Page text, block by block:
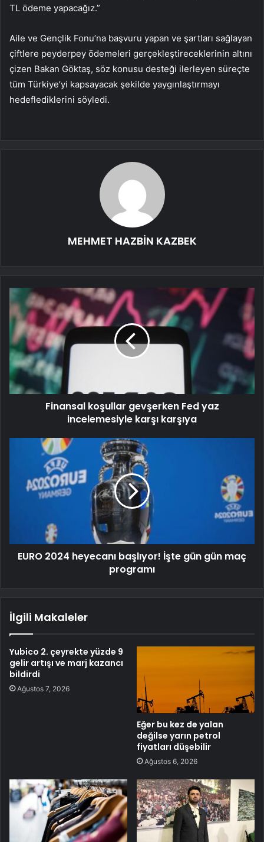
TL ödeme yapacağız.”
Aile ve Gençlik Fonu’na başvuru yapan ve şartları sağlayan
çiftlere peyderpey ödemeleri gerçekleştireceklerinin altını
çizen Bakan Göktaş, söz konusu desteği ilerleyen süreçte
tüm Türkiye’yi kapsayacak şekilde yaygınlaştırmayı
hedeflediklerini söyledi.
MEHMET HAZBİN KAZBEK
Finansal koşullar gevşerken Fed yaz
incelemesiyle karşı karşıya
EURO 2024 heyecanı başlıyor! İşte gün gün maç
programı
İlgili Makaleler
Yubico 2. çeyrekte yüzde 9
gelir artışı ve marj kazancı
bildirdi
Ağustos 7, 2026
Eğer bu kez de yalan
değilse yarın petrol
fiyatları düşebilir
Ağustos 6, 2026